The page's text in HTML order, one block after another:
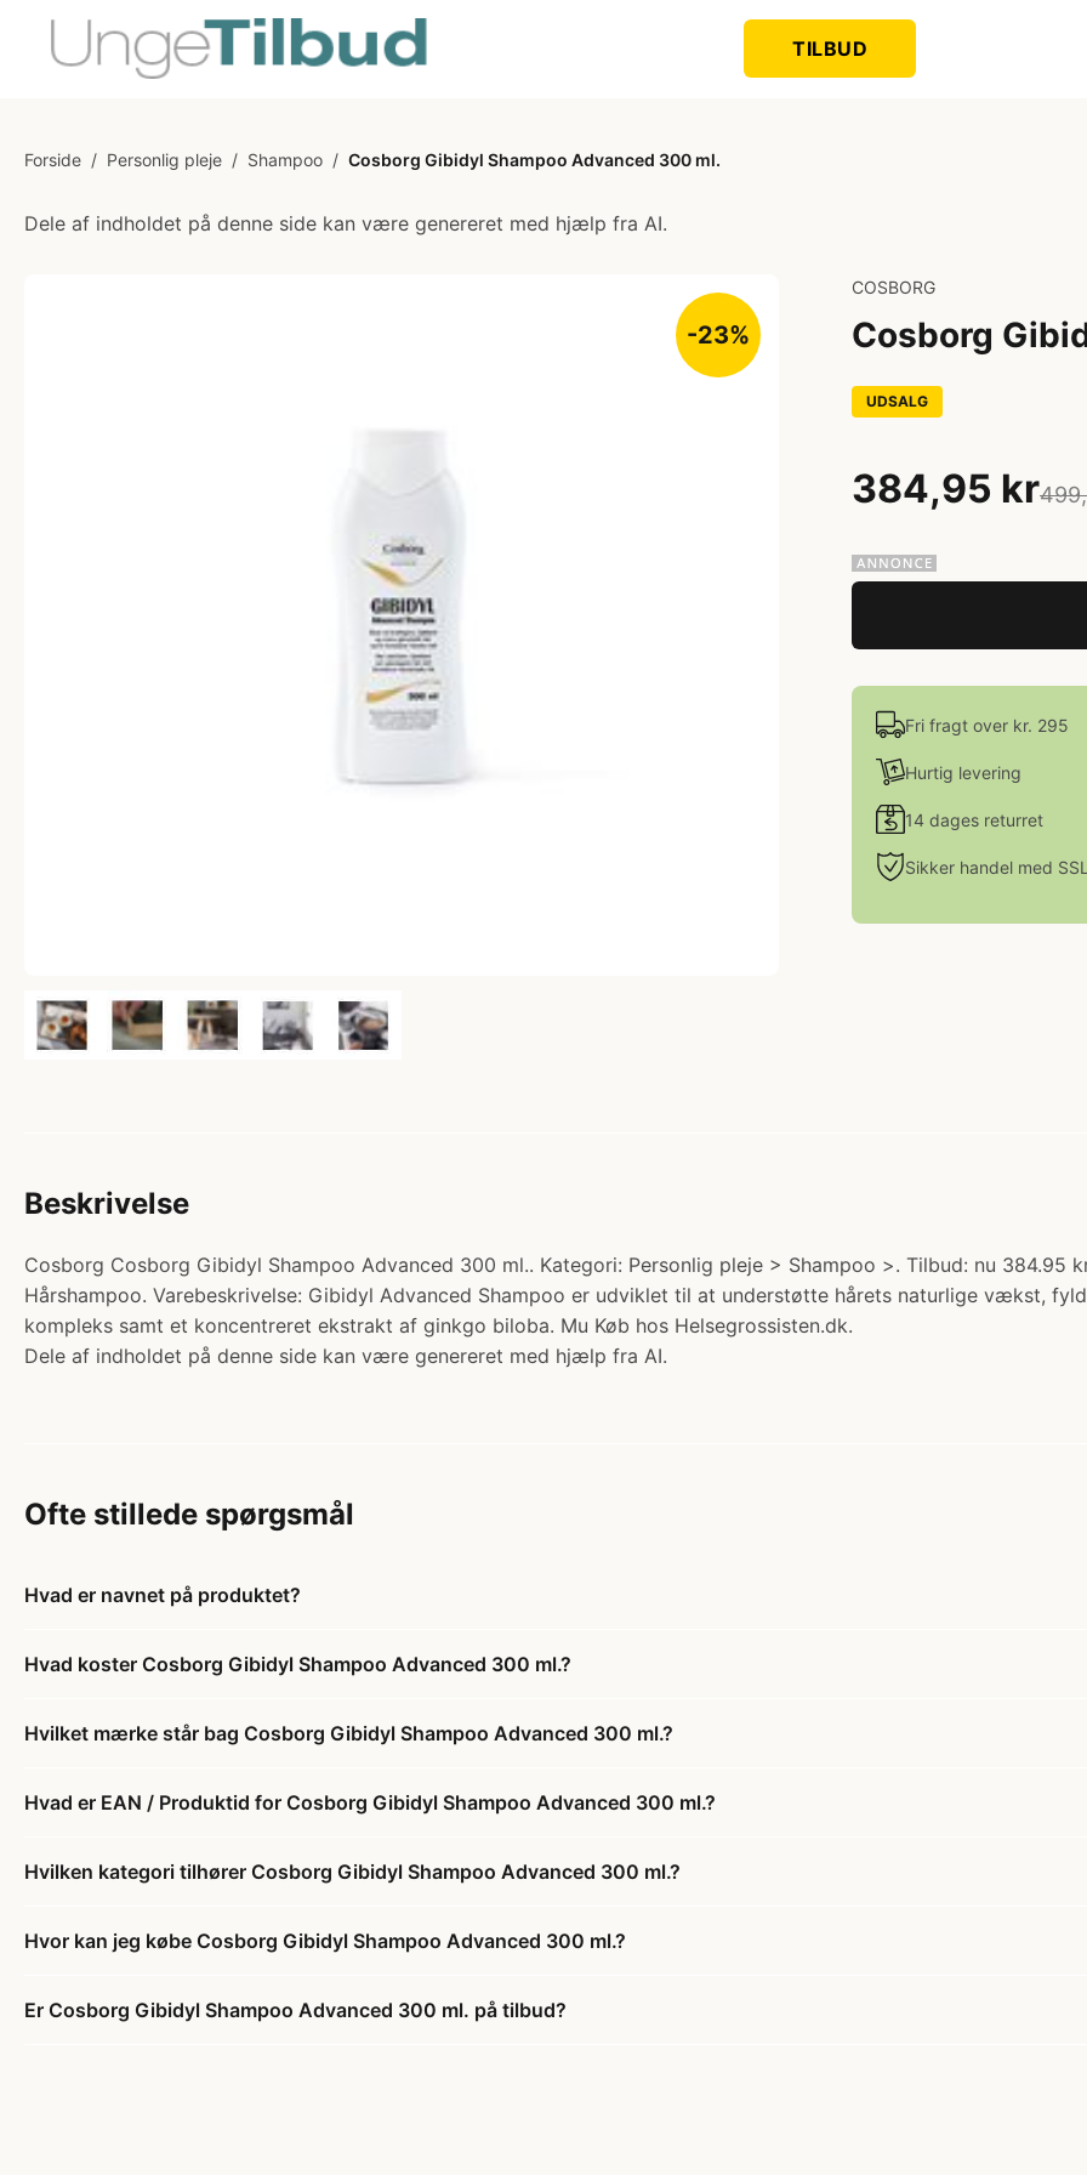
TILBUD
Forside / Personlig pleje / Shampoo / Cosborg Gibidyl Shampoo Advanced 300 ml.
Dele af indholdet på denne side kan være genereret med hjælp fra AI.
-23%
COSBORG
Cosborg
UDSALG
384,95 kr
Fri fragt over kr. 295
Hurtig levering
14 dages returret
Sikker handel med SSL
Beskrivelse
Cosborg Cosborg Gibidyl Shampoo Advanced 300 ml.. Kategori: Personlig pleje > Shampoo >. Tilbud: nu 384.95
Hårshampoo. Varebeskrivelse: Gibidyl Advanced Shampoo er udviklet til at understøtte hårets naturlige vækst,
kompleks samt et koncentreret ekstrakt af ginkgo biloba. Mu Køb hos Helsegrossisten.dk.
Dele af indholdet på denne side kan være genereret med hjælp fra AI.
Ofte stillede spørgsmål
Hvad er navnet på produktet?
Hvad koster Cosborg Gibidyl Shampoo Advanced 300 ml.?
Hvilket mærke står bag Cosborg Gibidyl Shampoo Advanced 300 ml.?
Hvad er EAN / Produktid for Cosborg Gibidyl Shampoo Advanced 300 ml.?
Hvilken kategori tilhører Cosborg Gibidyl Shampoo Advanced 300 ml.?
Hvor kan jeg købe Cosborg Gibidyl Shampoo Advanced 300 ml.?
Er Cosborg Gibidyl Shampoo Advanced 300 ml. på tilbud?